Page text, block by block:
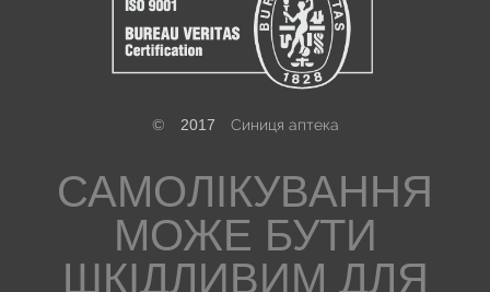
© 2017 Синиця аптека
САМОЛІКУВАННЯ
МОЖЕ БУТИ
ШКІДЛИВИМ ДЛЯ